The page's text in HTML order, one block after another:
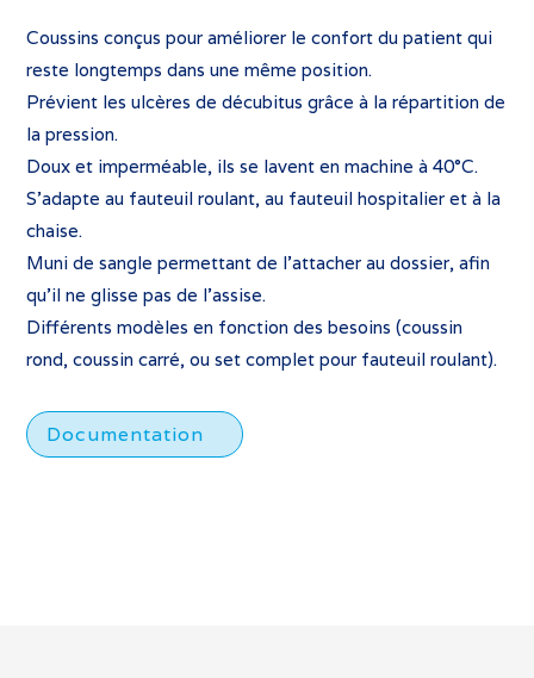
Coussins conçus pour améliorer le confort du patient qui
reste longtemps dans une même position.
Prévient les ulcères de décubitus grâce à la répartition de
la pression.
Doux et imperméable, ils se lavent en machine à 40°C.
S’adapte au fauteuil roulant, au fauteuil hospitalier et à la
chaise.
Muni de sangle permettant de l’attacher au dossier, afin
qu’il ne glisse pas de l’assise.
Différents modèles en fonction des besoins (coussin
rond, coussin carré, ou set complet pour fauteuil roulant).
Documentation